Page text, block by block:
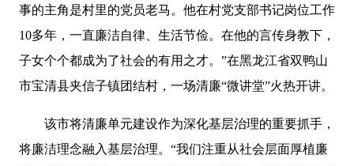
事的主角是村里的党员老马。他在村党支部书记岗位工作
10多年，一直廉洁自律、生活节俭。在他的言传身教下，
子女个个都成为了社会的有用之才。”在黑龙江省双鸭山
市宝清县夹信子镇团结村，一场清廉“微讲堂”火热开讲。
该市将清廉单元建设作为深化基层治理的重要抓手，
将廉洁理念融入基层治理。“我们注重从社会层面厚植廉